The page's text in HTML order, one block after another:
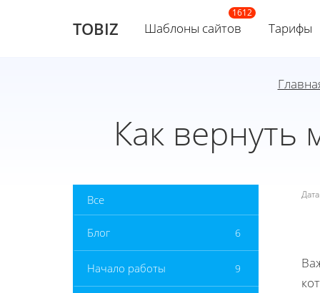
TOBIZ Шаблоны сайтов Тарифы
Как вернуть
Все
Блог 6
Начало работы 9